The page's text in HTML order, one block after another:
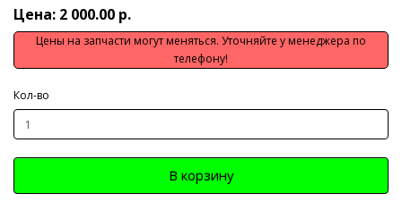
Цена: 2 000.00 р.
Цены на запчасти могут меняться. Уточняйте у менеджера по
телефону!
Кол-во
В корзину